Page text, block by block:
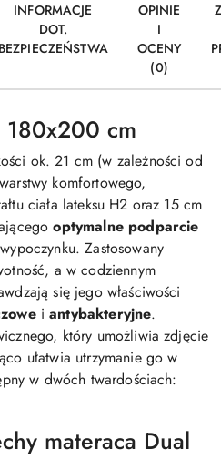
INFORMACJE
DOT.
BEZPIECZEŃSTWA
OPINIE
I
OCENY
(0)
180x200 cm
ok. 21 cm (w zależności od
komfortowego,
ciała lateksu H2 oraz 15 cm
optymalne podparcie
Zastosowany
a w codziennym
się jego właściwości
iantybakteryjne.
który umożliwia zdjęcie
ułatwia utrzymanie go w
w dwóch twardościach:
materaca Dual